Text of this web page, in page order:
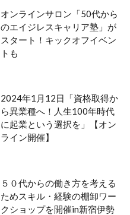
オンラインサロン「50代から
のエイジレスキャリア塾」が
スタート！キックオフイベン
トも
2024年1月12日「資格取得か
ら異業種へ！人生100年時代
に起業という選択を」【オン
ライン開催】
５０代からの働き方を考える
ためスキル・経験の棚卸ワー
クショップを開催in新宿伊勢